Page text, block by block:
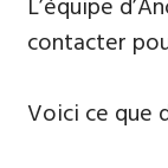
L’équipe
contacter
Voici ce que